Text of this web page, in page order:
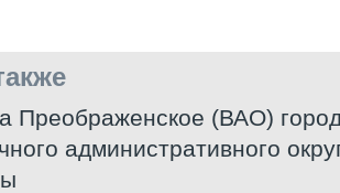
Преображенское (ВАО)
административного